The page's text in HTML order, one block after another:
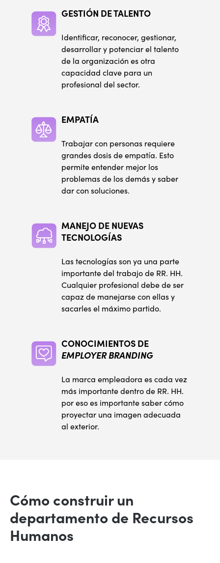
GESTIÓN DE TALENTO
Identificar, reconocer, gestionar,
desarrollar y potenciar el talento
de la organización es otra
capacidad clave para un
profesional del sector.
EMPATÍA
Trabajar con personas requiere
grandes dosis de empatía. Esto
permite entender mejor los
problemas de los demás y saber
dar con soluciones.
MANEJO DE NUEVAS
TECNOLOGÍAS
Las tecnologías son ya una parte
importante del trabajo de RR. HH.
Cualquier profesional debe de ser
capaz de manejarse con ellas y
sacarles el máximo partido.
CONOCIMIENTOS DE
EMPLOYER BRANDING
La marca empleadora es cada vez
más importante dentro de RR. HH.
por eso es importante saber cómo
proyectar una imagen adecuada
al exterior.
Cómo construir un
departamento de Recursos
Humanos